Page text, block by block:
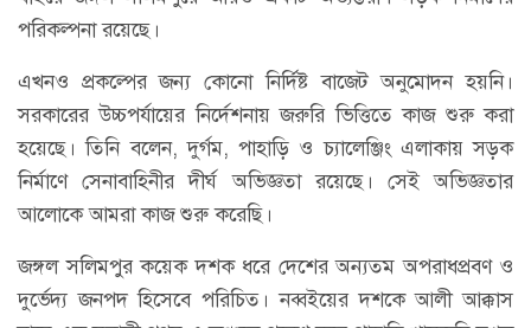
পরিকল্পনা রয়েছে।
এখনও প্রকল্পের জন্য কোনো নির্দিষ্ট বাজেট অনুমোদন হয়নি।
সরকারের উচ্চপর্যায়ের নির্দেশনায় জরুরি ভিত্তিতে কাজ শুরু করা
হয়েছে। তিনি বলেন, দুর্গম, পাহাড়ি ও চ্যালেঞ্জিং এলাকায় সড়ক
নির্মাণে সেনাবাহিনীর দীর্ঘ অভিজ্ঞতা রয়েছে। সেই অভিজ্ঞতার
আলোকে আমরা কাজ শুরু করেছি।
জঙ্গল সলিমপুর কয়েক দশক ধরে দেশের অন্যতম অপরাধপ্রবণ ও
দুর্ভেদ্য জনপদ হিসেবে পরিচিত। নব্বইয়ের দশকে আলী আক্কাস